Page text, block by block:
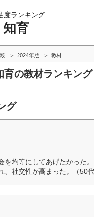
度ランキング
知育
2024年版 教材
育の教材ランキン
グ
を均等にしてあげたかった
、社交性が高まった。（50代